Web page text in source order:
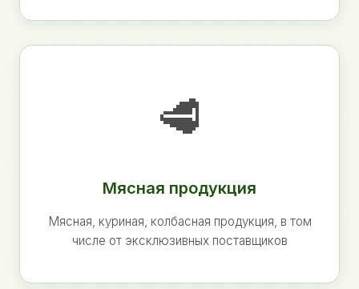
🥩
Мясная продукция
Мясная, куриная, колбасная продукция, в том
числе от эксклюзивных поставщиков